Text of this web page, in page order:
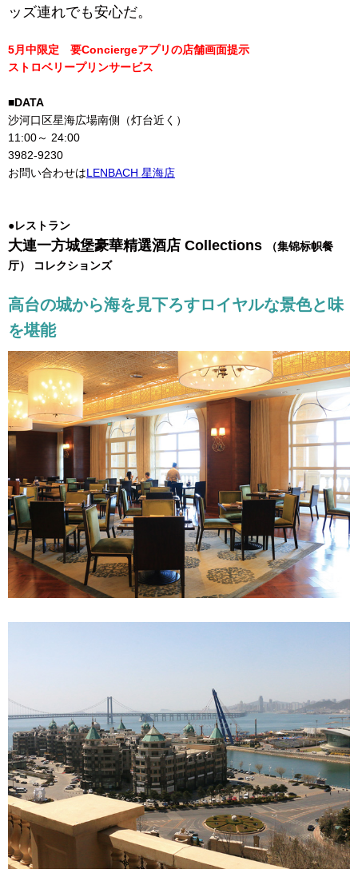
ッズ連れでも安心だ。
5月中限定 要Conciergeアプリの店舗画面提示
ストロベリープリンサービス
■DATA
沙河口区星海広場南側（灯台近く）
11:00～ 24:00
3982-9230
お問い合わせはLENBACH 星海店
●レストラン
大連一方城堡豪華精選酒店 Collections
（集锦标帜餐
厅） コレクションズ
高台の城から海を見下ろすロイヤルな景色と味
を堪能